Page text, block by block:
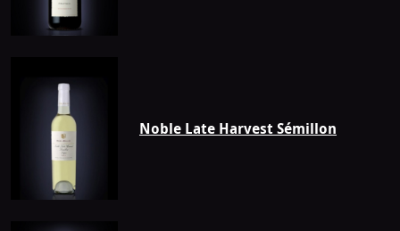
Noble Late Harvest Sémillon